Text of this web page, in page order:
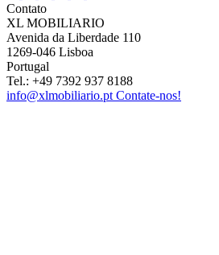
Contato
XL MOBILIARIO
Avenida da Liberdade 110
1269-046 Lisboa
Portugal
Tel.: +49 7392 937 8188
info@xlmobiliario.pt Contate-nos!